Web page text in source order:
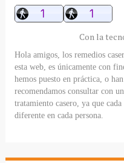
Con la
Hola amigos, los remedios
esta web, es únicamente con
hemos puesto en práctica, o
recomendamos consultar con
tratamiento casero, ya que
diferente en cada persona.